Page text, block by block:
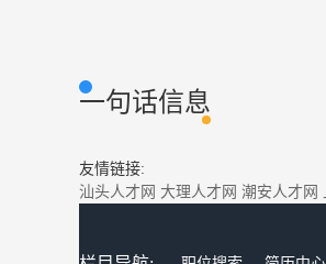
一句话信息
友情链接:
汕头人才网 大理人才网 潮安人才网